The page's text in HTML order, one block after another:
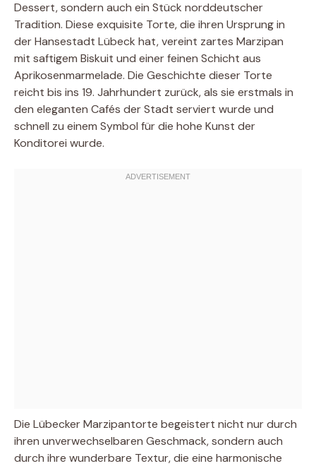
Dessert, sondern auch ein Stück norddeutscher
Tradition. Diese exquisite Torte, die ihren Ursprung in
der Hansestadt Lübeck hat, vereint zartes Marzipan
mit saftigem Biskuit und einer feinen Schicht aus
Aprikosenmarmelade. Die Geschichte dieser Torte
reicht bis ins 19. Jahrhundert zurück, als sie erstmals in
den eleganten Cafés der Stadt serviert wurde und
schnell zu einem Symbol für die hohe Kunst der
Konditorei wurde.
Die Lübecker Marzipantorte begeistert nicht nur durch
ihren unverwechselbaren Geschmack, sondern auch
durch ihre wunderbare Textur, die eine harmonische